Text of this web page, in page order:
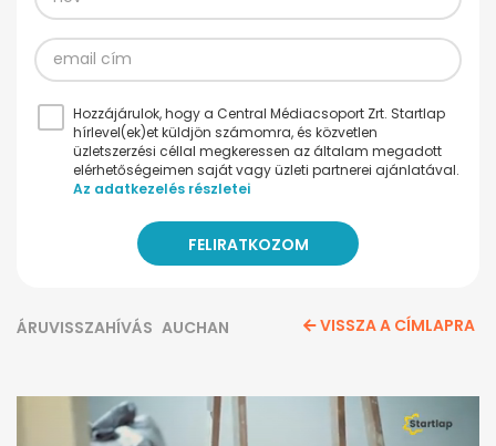
Hozzájárulok, hogy a Central Médiacsoport Zrt. Startlap
hírlevel(ek)et küldjön számomra, és közvetlen
üzletszerzési céllal megkeressen az általam megadott
elérhetőségeimen saját vagy üzleti partnerei ajánlatával.
Az adatkezelés részletei
ÁRUVISSZAHÍVÁS AUCHAN VISSZA A CÍMLAPRA